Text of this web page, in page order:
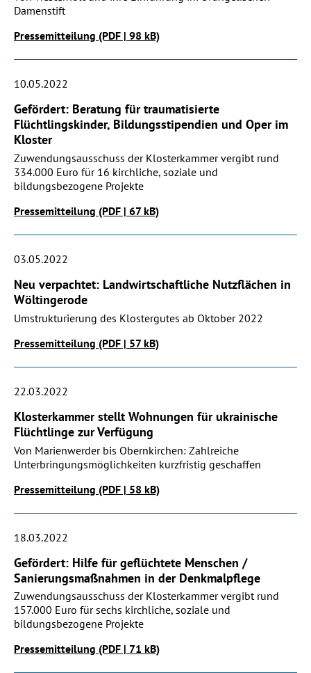
Damenstift
Pressemitteilung (PDF | 98 kB)
10.05.2022
Gefördert: Beratung für traumatisierte
Flüchtlingskinder, Bildungsstipendien und Oper im
Kloster
Zuwendungsausschuss der Klosterkammer vergibt rund
334.000 Euro für 16 kirchliche, soziale und
bildungsbezogene Projekte
Pressemitteilung (PDF | 67 kB)
03.05.2022
Neu verpachtet: Landwirtschaftliche Nutzflächen in
Wöltingerode
Umstrukturierung des Klostergutes ab Oktober 2022
Pressemitteilung (PDF | 57 kB)
22.03.2022
Klosterkammer stellt Wohnungen für ukrainische
Flüchtlinge zur Verfügung
Von Marienwerder bis Obernkirchen: Zahlreiche
Unterbringungsmöglichkeiten kurzfristig geschaffen
Pressemitteilung (PDF | 58 kB)
18.03.2022
Gefördert: Hilfe für geflüchtete Menschen /
Sanierungsmaßnahmen in der Denkmalpflege
Zuwendungsausschuss der Klosterkammer vergibt rund
157.000 Euro für sechs kirchliche, soziale und
bildungsbezogene Projekte
Pressemitteilung (PDF | 71 kB)